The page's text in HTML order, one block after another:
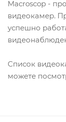
Macroscop -
видеокамер.
успешно
Список
можете